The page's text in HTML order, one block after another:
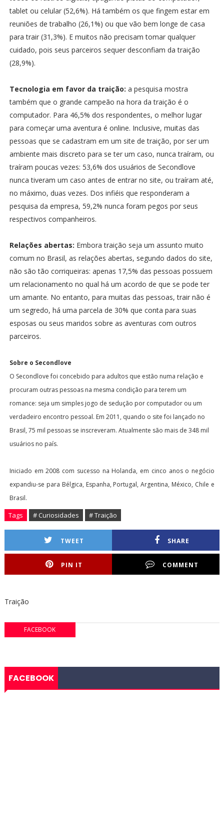
tablet ou celular (52,6%). Há também os que fingem estar em
reuniões de trabalho (26,1%) ou que vão bem longe de casa
para trair (31,3%). E muitos não precisam tomar qualquer
cuidado, pois seus parceiros sequer desconfiam da traição
(28,9%).
Tecnologia em favor da traição: a pesquisa mostra
também que o grande campeão na hora da traição é o
computador. Para 46,5% dos respondentes, o melhor lugar
para começar uma aventura é online. Inclusive, muitas das
pessoas que se cadastram em um site de traição, por ser um
ambiente mais discreto para se ter um caso, nunca traíram, ou
traíram poucas vezes: 53,6% dos usuários de Secondlove
nunca tiveram um caso antes de entrar no site, ou traíram até,
no máximo, duas vezes. Dos infiéis que responderam a
pesquisa da empresa, 59,2% nunca foram pegos por seus
respectivos companheiros.
Relações abertas: Embora traição seja um assunto muito
comum no Brasil, as relações abertas, segundo dados do site,
não são tão corriqueiras: apenas 17,5% das pessoas possuem
um relacionamento no qual há um acordo de que se pode ter
um amante. No entanto, para muitas das pessoas, trair não é
um segredo, há uma parcela de 30% que conta para suas
esposas ou seus maridos sobre as aventuras com outros
parceiros.
Sobre o Secondlove
O Secondlove foi concebido para adultos que estão numa relação e
procuram outras pessoas na mesma condição para terem um
romance: seja um simples jogo de sedução por computador ou um
verdadeiro encontro pessoal. Em 2011, quando o site foi lançado no
Brasil, 75 mil pessoas se inscreveram. Atualmente são mais de 348 mil
usuários no país.
Iniciado em 2008 com sucesso na Holanda, em cinco anos o negócio
expandiu-se para Bélgica, Espanha, Portugal, Argentina, México, Chile e
Brasil.
Tags # Curiosidades # Traição
TWEET SHARE
PIN IT COMMENT
Traição
FACEBOOK
FACEBOOK